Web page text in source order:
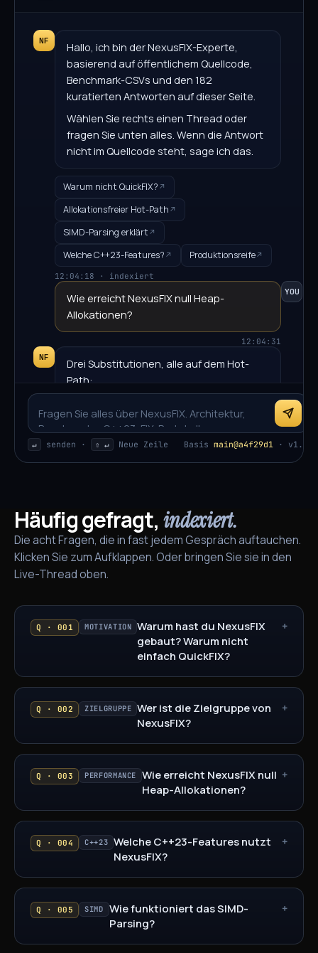
NF
Hallo, ich bin der NexusFIX-Experte,
basierend auf öffentlichem Quellcode,
Benchmark-CSVs und den 182
kuratierten Antworten auf dieser Seite.
Wählen Sie rechts einen Thread oder
fragen Sie unten alles. Wenn die Antwort
nicht im Quellcode steht, sage ich das.
Warum nicht QuickFIX? ↗
Allokationsfreier Hot-Path ↗
SIMD-Parsing erklärt ↗
Welche C++23-Features? ↗ Produktionsreife↗
12:04:18 · indexiert
YOU
Wie erreicht NexusFIX null Heap-
Allokationen?
12:04:31
NF
Drei Substitutionen, alle auf dem Hot-
Path:
den Originalpuffer ersetzen
std::string-Kopien. Die Span ist 16
Bytes auf dem Stack. Kein Heap, kein
für die Feldsuche. Feldzugriff
wird zu einem einzigenmov, indiziert
nach FIX-Tag-Nummer.
3.
std::pmr::monotonic_buffer_resource
ist vordimensioniert und wird pro Session
wiederverwendet.
dem Hot-Path, verifiziert durch einen
Custom-Allocator, der jede alloc/free
instrumentiert und den Test
Instrumentierung anzeigen
Arena-Größe & Overflow↗
Cold-Path-Allokationen
12:04:32 · 312 ms · Quelle
↵ senden · ⇧ ↵ Neue Zeile Basis main@a4f29d1 · v1.8
Häufig gefragt, indexiert.
Die acht Fragen, die in fast jedem Gespräch auftauchen.
Klicken Sie zum Aufklappen. Oder bringen Sie sie in den
Live-Thread oben.
Q · 001 MOTIVATION
Warum hast du NexusFIX
gebaut? Warum nicht
einfach QuickFIX?
+
Q · 002 ZIELGRUPPE
Wer ist die Zielgruppe von
NexusFIX?
+
Q · 003 PERFORMANCE
Wie erreicht NexusFIX null
Heap-Allokationen?
+
Q · 004 C++23 Welche C++23-Features nutzt
NexusFIX?
+
Q · 005 SIMD
Wie funktioniert das SIMD-
Parsing?
+